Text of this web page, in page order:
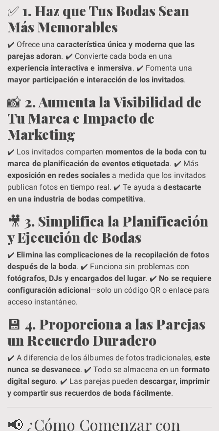
✅1. Haz que Tus Bodas Sean
Más Memorables
✔️ Ofrece unacaracterística única y moderna que las
parejas adoran. ✔️ Convierte cada boda en una
experiencia interactiva e inmersiva. ✔️ Fomenta una
mayor participación e interacción de los invitados.
📸 2. Aumenta la Visibilidad de
Tu Marca e Impacto de
Marketing
✔️ Los invitados comparten momentos de la boda con tu
marca de planificación de eventos etiquetada. ✔️ Más
exposición en redes socialesa medida que los invitados
publican fotos en tiempo real. ✔️ Te ayuda adestacarte
en una industria de bodas competitiva.
🎥3. Simplifica la Planificación
y Ejecución de Bodas
✔️ Elimina las complicaciones de la recopilación de fotos
después de la boda. ✔️ Funciona sin problemas con
fotógrafos, DJs y encargados del lugar. ✔️ No se requiere
configuración adicional—solo un código QR o enlace para
acceso instantáneo.
💾 4. Proporciona a las Parejas
un Recuerdo Duradero
✔️ A diferencia de los álbumes de fotos tradicionales,este
nunca se desvanece. ✔️ Todo se almacena en un formato
digital seguro. ✔️ Las parejas pueden descargar, imprimir
y compartir sus recuerdos de boda fácilmente.
📢 ¿Cómo Comenzar con